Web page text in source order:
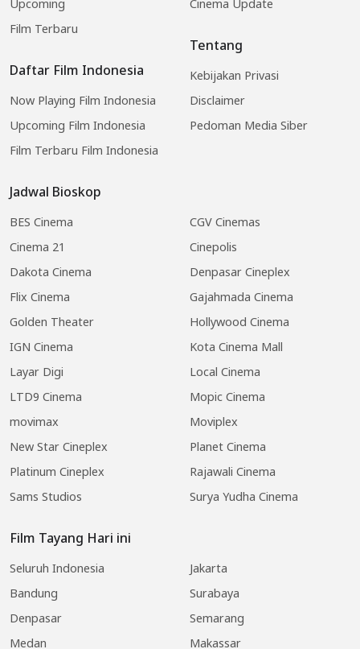
Upcoming
Film Terbaru
Daftar Film Indonesia
Now Playing Film Indonesia
Upcoming Film Indonesia
Film Terbaru Film Indonesia
Jadwal Bioskop
BES Cinema
CGV Cinemas
Cinema 21
Cinepolis
Dakota Cinema
Denpasar Cineplex
Flix Cinema
Gajahmada Cinema
Golden Theater
Hollywood Cinema
IGN Cinema
Kota Cinema Mall
Layar Digi
Local Cinema
LTD9 Cinema
Mopic Cinema
movimax
Moviplex
New Star Cineplex
Planet Cinema
Platinum Cineplex
Rajawali Cinema
Sams Studios
Surya Yudha Cinema
Film Tayang Hari ini
Seluruh Indonesia
Jakarta
Bandung
Surabaya
Denpasar
Semarang
Medan
Makassar
Cinema Update
Tentang
Kebijakan Privasi
Disclaimer
Pedoman Media Siber